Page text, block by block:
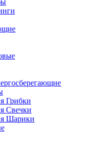
Грибки
Свечки
Шарики